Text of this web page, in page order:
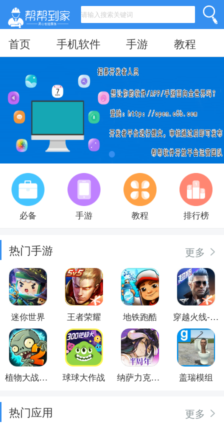
首页 手机软件 手游 教程
必备 手游 教程 排行榜
热门手游 更多
迷你世界 王者荣耀 地铁跑酷 穿越火线-枪战王者
植物大战僵尸2 球球大作战 纳萨力克之王 盖瑞模组
热门应用 更多